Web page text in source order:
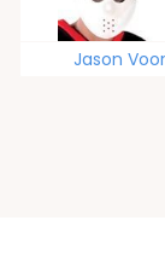
Jason